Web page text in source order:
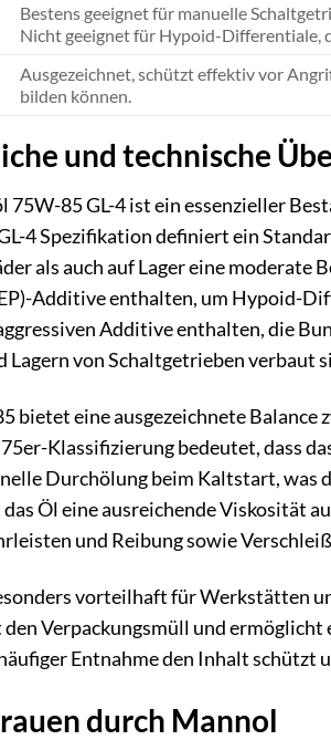
Bestens geeignet für manuelle
Nicht geeignet für Hypoid-Differentiale,
Ausgezeichnet, schützt effektiv vor
bilden können.
und technische
85 GL-4 ist ein essenzieller
4 Spezifikation definiert ein
als auch auf Lager eine moderate
Additive enthalten, um Hypoid-
Additive enthalten, die
Lagern von Schaltgetrieben verbaut
bietet eine ausgezeichnete
75er-Klassifizierung bedeutet, dass
Durchölung beim Kaltstart,
Öl eine ausreichende Viskosität
und Reibung sowie
vorteilhaft für Werkstätten
Verpackungsmüll und
Entnahme den Inhalt schützt
durch Mannol